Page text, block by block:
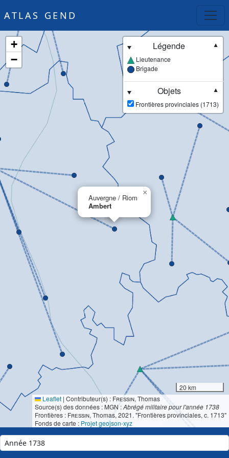
ATLAS GEND
Auvergne / Riom
Ambert
×
+
−
Légende
▼
Lieutenance
Brigade
Objets
▼
Frontières provinciales (1713)
20 km
Leaflet | Contributeur(s) : Fressin, Thomas
Source(s) des données : MGN :Abrégé militaire pour l'année 1738
Frontières : Fressin, Thomas, 2021. "Frontières provinciales, c. 1713"
Fonds de carte : Projet geojson-xyz